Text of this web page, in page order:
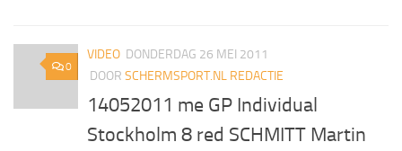
0
VIDEO DONDERDAG 26 MEI 2011
DOOR SCHERMSPORT.NL REDACTIE
14052011 me GP Individual
Stockholm 8 red SCHMITT Martin